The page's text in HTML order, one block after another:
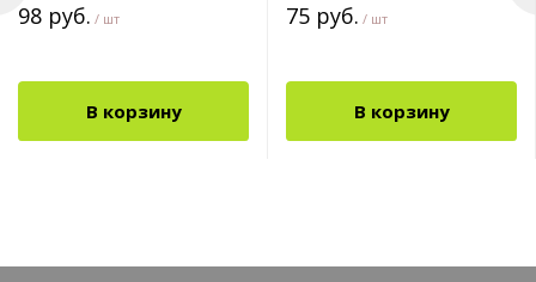
98 руб. / шт
В корзину
75 руб. / шт
В корзину